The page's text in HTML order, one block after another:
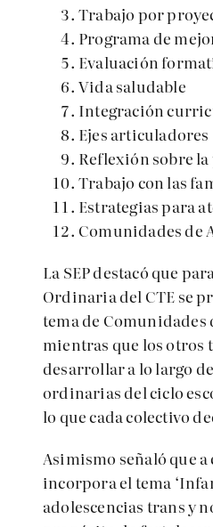
Trabajo por
Programa de
Evaluación
Vida saludable
Integración
Ejes articuladores
Reflexión sobre
Trabajo con las
Estrategias para
Comunidades de
La SEP destacó que
Ordinaria del CTE se
tema de
mientras que los otros
desarrollar a lo largo
ordinarias del ciclo
lo que cada colectivo
Asimismo señaló que a
incorpora el tema
adolescencias trans y